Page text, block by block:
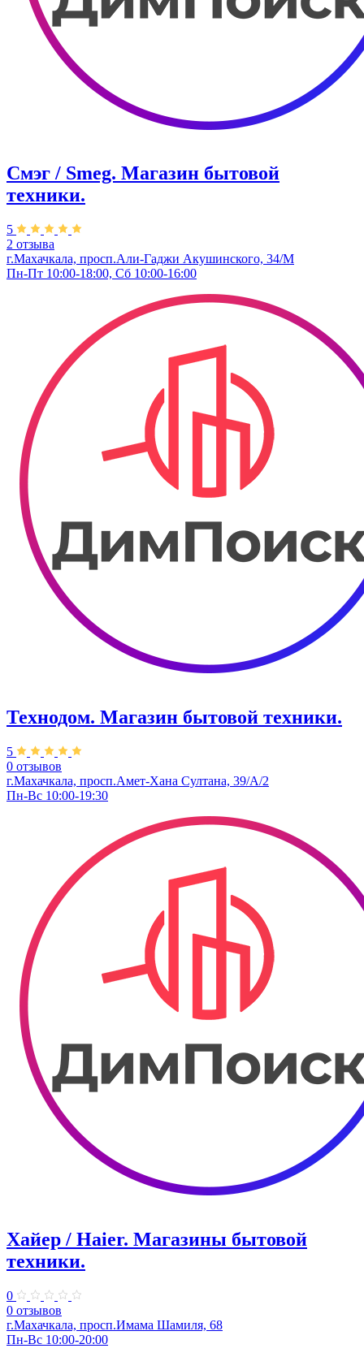
Смэг / Smeg. Магазин бытовой
техники.
5
2 отзыва
г.Махачкала, ​просп.Али-Гаджи Акушинского, 34/М
Пн-Пт 10:00-18:00, Сб 10:00-16:00
Технодом. Магазин бытовой техники.
5
0 отзывов
г.Махачкала, ​просп.​Амет-Хана Султана, 39/А/2
Пн-Вс 10:00-19:30
Хайер / Haier. Магазины бытовой
техники.
0
0 отзывов
г.Махачкала, просп.Имама Шамиля, 68
Пн-Вс 10:00-20:00